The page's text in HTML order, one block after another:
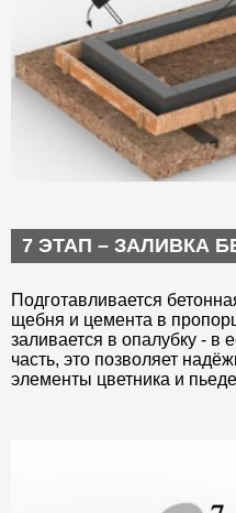
7 ЭТАП – ЗАЛИВКА
Подготавливается
щебня и цемента в
заливается в опалубку -
часть, это позволяет
элементы цветника и